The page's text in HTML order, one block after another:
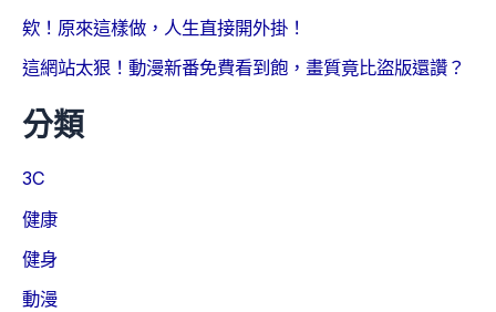
欸！原來這樣做，人生直接開外掛！
這網站太狠！動漫新番免費看到飽，畫質竟比盜版還讚？
分類
3C
健康
健身
動漫